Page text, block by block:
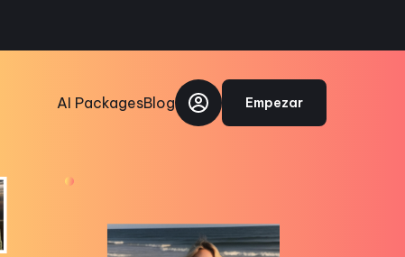
AI PackagesBlog Empezar